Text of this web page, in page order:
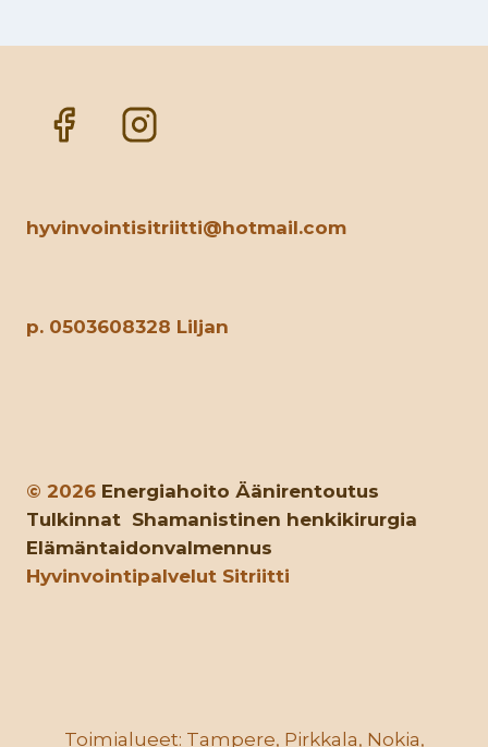
hyvinvointisitriitti@hotmail.com
p. 0503608328 Liljan
© 2026 Energiahoito Äänirentoutus
Tulkinnat Shamanistinen henkikirurgia
Elämäntaidonvalmennus
Hyvinvointipalvelut Sitriitti
Toimialueet: Tampere, Pirkkala, Nokia,